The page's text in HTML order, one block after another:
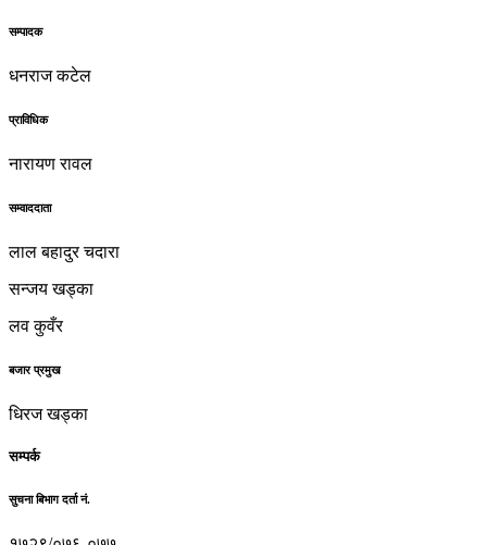
सम्पादक
धनराज कटेल
प्राविधिक
नारायण रावल
सम्वाददाता
लाल बहादुर चदारा
सन्जय खड्का
लव कुवँर
बजार प्रमुख
धिरज खड्का
सम्पर्क
सुचना बिभाग दर्ता नं.